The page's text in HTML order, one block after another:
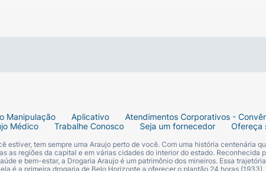
Manipulação Aplicativo Atendimentos Corporativos -
Médico Trabalhe Conosco Seja um fornecedor Ofereça
estiver, tem sempre uma Araujo perto de você. Com uma história centenária
as regiões da capital e em várias cidades do interior do estado. Reconhecida
e bem-estar, a Drogaria Araujo é um patrimônio dos mineiros. Essa
é a primeira drogaria de Belo Horizonte a oferecer o plantão 24 horas